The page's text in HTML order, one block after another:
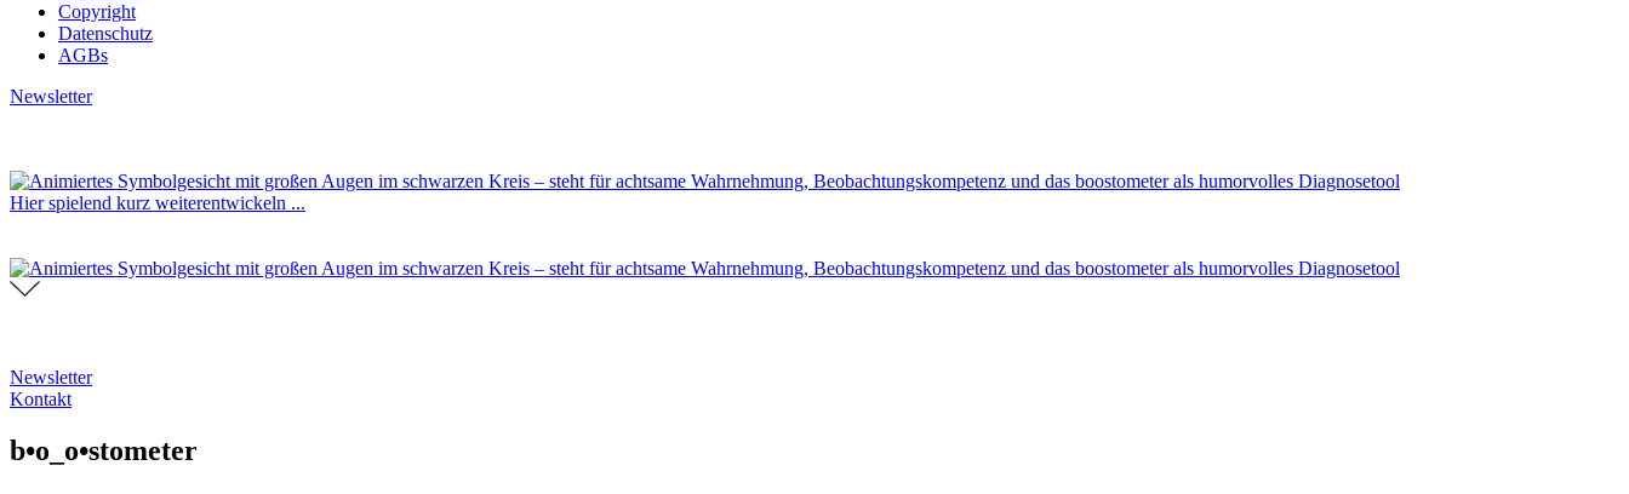
Copyright
Datenschutz
AGBs
Newsletter
Hier spielend kurz weiterentwickeln ...
Newsletter
Kontakt
b•o_o•stometer